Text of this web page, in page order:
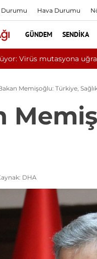
Durumu Hava Durumu
GÜNDEM SENDIKA
Yılın ilk 6 ayında
Memişoğlu: Türkiye,
DHA